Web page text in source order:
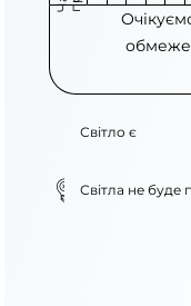
Світло є
Світла не буде